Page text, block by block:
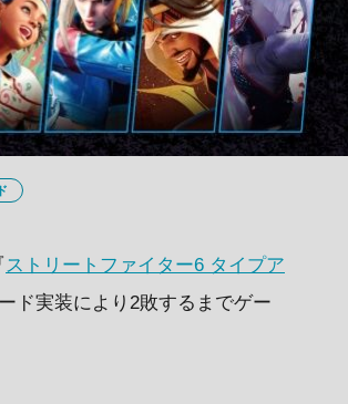
ストリートファイター6 タイプア
ド実装により2敗するまでゲー